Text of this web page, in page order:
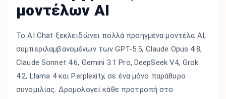
μοντέλων AI
Το AI Chat ξεκλειδώνει πολλά προηγμένα μοντέλα AI,
συμπεριλαμβανομένων των GPT-5.5, Claude Opus 4.8,
Claude Sonnet 4.6, Gemini 3.1 Pro, DeepSeek V4, Grok
4.2, Llama 4 και Perplexity, σε ένα μόνο παράθυρο
συνομιλίας. Δρομολογεί κάθε προτροπή στο